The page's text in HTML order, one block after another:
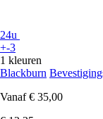
24u
+-3
1 kleuren
Blackburn
Vanaf € 35,00